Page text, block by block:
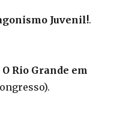
Juvenil!.
Rio Grande em